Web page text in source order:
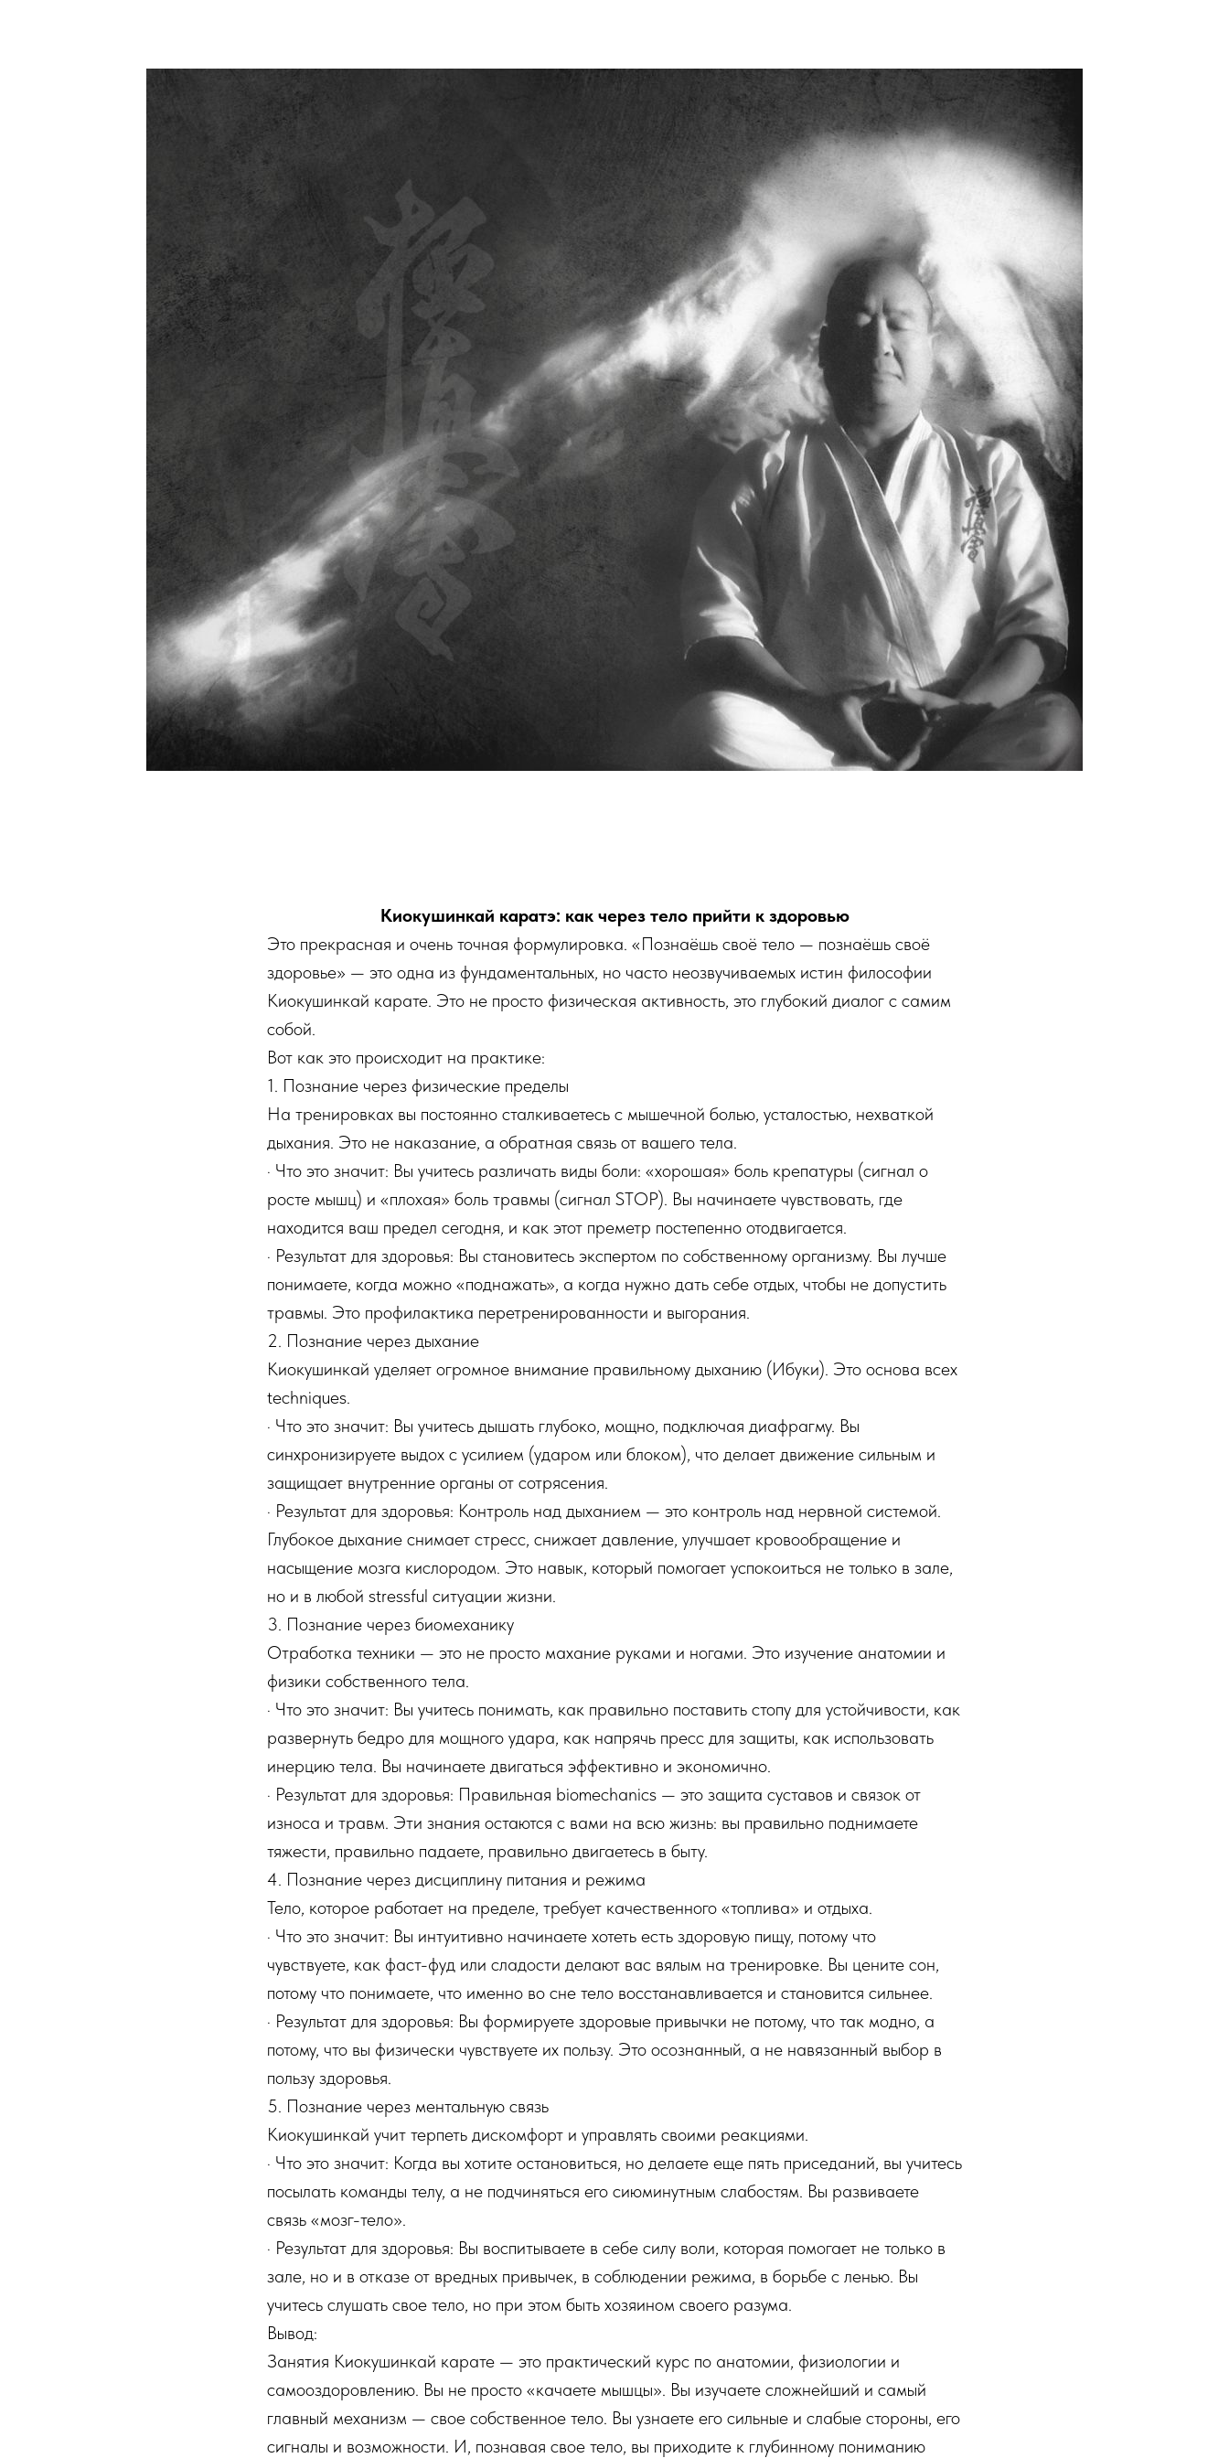
Киокушинкай каратэ: как через тело прийти к здоровью
Это прекрасная и очень точная формулировка. «Познаёшь своё тело — познаёшь своё
здоровье» — это одна из фундаментальных, но часто неозвучиваемых истин философии
Киокушинкай карате. Это не просто физическая активность, это глубокий диалог с самим
собой.
Вот как это происходит на практике:
1. Познание через физические пределы
На тренировках вы постоянно сталкиваетесь с мышечной болью, усталостью, нехваткой
дыхания. Это не наказание, а обратная связь от вашего тела.
· Что это значит: Вы учитесь различать виды боли: «хорошая» боль крепатуры (сигнал о
росте мышц) и «плохая» боль травмы (сигнал STOP). Вы начинаете чувствовать, где
находится ваш предел сегодня, и как этот преметр постепенно отодвигается.
· Результат для здоровья: Вы становитесь экспертом по собственному организму. Вы лучше
понимаете, когда можно «поднажать», а когда нужно дать себе отдых, чтобы не допустить
травмы. Это профилактика перетренированности и выгорания.
2. Познание через дыхание
Киокушинкай уделяет огромное внимание правильному дыханию (Ибуки). Это основа всех
techniques.
· Что это значит: Вы учитесь дышать глубоко, мощно, подключая диафрагму. Вы
синхронизируете выдох с усилием (ударом или блоком), что делает движение сильным и
защищает внутренние органы от сотрясения.
· Результат для здоровья: Контроль над дыханием — это контроль над нервной системой.
Глубокое дыхание снимает стресс, снижает давление, улучшает кровообращение и
насыщение мозга кислородом. Это навык, который помогает успокоиться не только в зале,
но и в любой stressful ситуации жизни.
3. Познание через биомеханику
Отработка техники — это не просто махание руками и ногами. Это изучение анатомии и
физики собственного тела.
· Что это значит: Вы учитесь понимать, как правильно поставить стопу для устойчивости, как
развернуть бедро для мощного удара, как напрячь пресс для защиты, как использовать
инерцию тела. Вы начинаете двигаться эффективно и экономично.
· Результат для здоровья: Правильная biomechanics — это защита суставов и связок от
износа и травм. Эти знания остаются с вами на всю жизнь: вы правильно поднимаете
тяжести, правильно падаете, правильно двигаетесь в быту.
4. Познание через дисциплину питания и режима
Тело, которое работает на пределе, требует качественного «топлива» и отдыха.
· Что это значит: Вы интуитивно начинаете хотеть есть здоровую пищу, потому что
чувствуете, как фаст-фуд или сладости делают вас вялым на тренировке. Вы цените сон,
потому что понимаете, что именно во сне тело восстанавливается и становится сильнее.
· Результат для здоровья: Вы формируете здоровые привычки не потому, что так модно, а
потому, что вы физически чувствуете их пользу. Это осознанный, а не навязанный выбор в
пользу здоровья.
5. Познание через ментальную связь
Киокушинкай учит терпеть дискомфорт и управлять своими реакциями.
· Что это значит: Когда вы хотите остановиться, но делаете еще пять приседаний, вы учитесь
посылать команды телу, а не подчиняться его сиюминутным слабостям. Вы развиваете
связь «мозг-тело».
· Результат для здоровья: Вы воспитываете в себе силу воли, которая помогает не только в
зале, но и в отказе от вредных привычек, в соблюдении режима, в борьбе с ленью. Вы
учитесь слушать свое тело, но при этом быть хозяином своего разума.
Вывод:
Занятия Киокушинкай карате — это практический курс по анатомии, физиологии и
самооздоровлению. Вы не просто «качаете мышцы». Вы изучаете сложнейший и самый
главный механизм — свое собственное тело. Вы узнаете его сильные и слабые стороны, его
сигналы и возможности. И, познавая свое тело, вы приходите к глубинному пониманию